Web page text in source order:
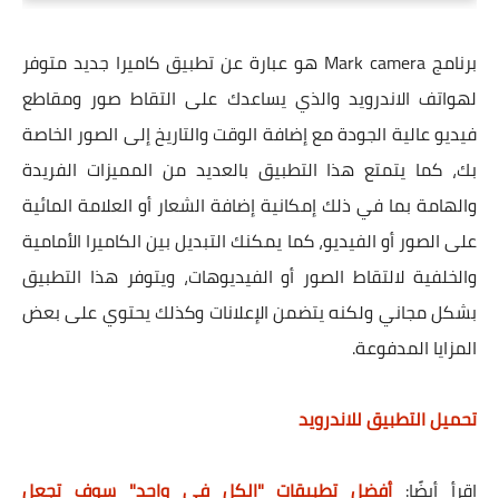
برنامج Mark camera هو عبارة عن تطبيق كاميرا جديد متوفر
لهواتف الاندرويد والذي يساعدك على التقاط صور ومقاطع
فيديو عالية الجودة مع إضافة الوقت والتاريخ إلى الصور الخاصة
بك، كما يتمتع هذا التطبيق بالعديد من المميزات الفريدة
والهامة بما في ذلك إمكانية إضافة الشعار أو العلامة المائية
على الصور أو الفيديو، كما يمكنك التبديل بين الكاميرا الأمامية
والخلفية لالتقاط الصور أو الفيديوهات، ويتوفر هذا التطبيق
بشكل مجاني ولكنه يتضمن الإعلانات وكذلك يحتوي على بعض
المزايا المدفوعة.
تحميل التطبيق للاندرويد
اقرأ أيضًا:أفضل تطبيقات "الكل في واحد" سوف تجعل